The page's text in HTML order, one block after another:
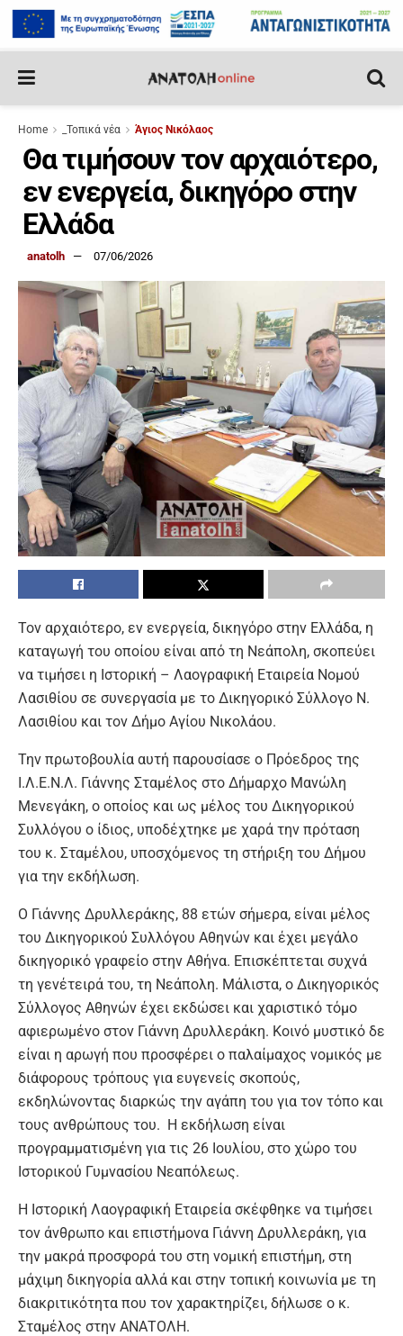
Home _Τοπικά νέα Άγιος Νικόλαος
Θα τιμήσουν τον αρχαιότερο,
εν ενεργεία, δικηγόρο στην
Ελλάδα
anatolh 07/06/2026
Τον αρχαιότερο, εν ενεργεία, δικηγόρο στην Ελλάδα, η
καταγωγή του οποίου είναι από τη Νεάπολη, σκοπεύει
να τιμήσει η Ιστορική – Λαογραφική Εταιρεία Νομού
Λασιθίου σε συνεργασία με το Δικηγορικό Σύλλογο Ν.
Λασιθίου και τον Δήμο Αγίου Νικολάου.
Την πρωτοβουλία αυτή παρουσίασε ο Πρόεδρος της
Ι.Λ.Ε.Ν.Λ. Γιάννης Σταμέλος στο Δήμαρχο Μανώλη
Μενεγάκη, ο οποίος και ως μέλος του Δικηγορικού
Συλλόγου ο ίδιος, υποδέχτηκε με χαρά την πρόταση
του κ. Σταμέλου, υποσχόμενος τη στήριξη του Δήμου
για την εκδήλωση.
Ο Γιάννης Δρυλλεράκης, 88 ετών σήμερα, είναι μέλος
του Δικηγορικού Συλλόγου Αθηνών και έχει μεγάλο
δικηγορικό γραφείο στην Αθήνα. Επισκέπτεται συχνά
τη γενέτειρά του, τη Νεάπολη. Μάλιστα, ο Δικηγορικός
Σύλλογος Αθηνών έχει εκδώσει και χαριστικό τόμο
αφιερωμένο στον Γιάννη Δρυλλεράκη. Κοινό μυστικό δε
είναι η αρωγή που προσφέρει ο παλαίμαχος νομικός με
διάφορους τρόπους για ευγενείς σκοπούς,
εκδηλώνοντας διαρκώς την αγάπη του για τον τόπο και
τους ανθρώπους του. Η εκδήλωση είναι
προγραμματισμένη για τις 26 Ιουλίου, στο χώρο του
Ιστορικού Γυμνασίου Νεαπόλεως.
Η Ιστορική Λαογραφική Εταιρεία σκέφθηκε να τιμήσει
τον άνθρωπο και επιστήμονα Γιάννη Δρυλλεράκη, για
την μακρά προσφορά του στη νομική επιστήμη, στη
μάχιμη δικηγορία αλλά και στην τοπική κοινωνία με τη
διακριτικότητα που τον χαρακτηρίζει, δήλωσε ο κ.
Σταμέλος στην ΑΝΑΤΟΛΗ.